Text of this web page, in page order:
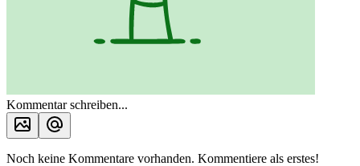
Kommentar schreiben...
Noch keine Kommentare vorhanden. Kommentiere als erstes!